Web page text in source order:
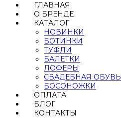
ГЛАВНАЯ
О БРЕНДЕ
КАТАЛОГ
НОВИНКИ
БОТИНКИ
ТУФЛИ
БАЛЕТКИ
ЛОФЕРЫ
СВАДЕБНАЯ ОБУВЬ
БОСОНОЖКИ
ОПЛАТА
БЛОГ
КОНТАКТЫ